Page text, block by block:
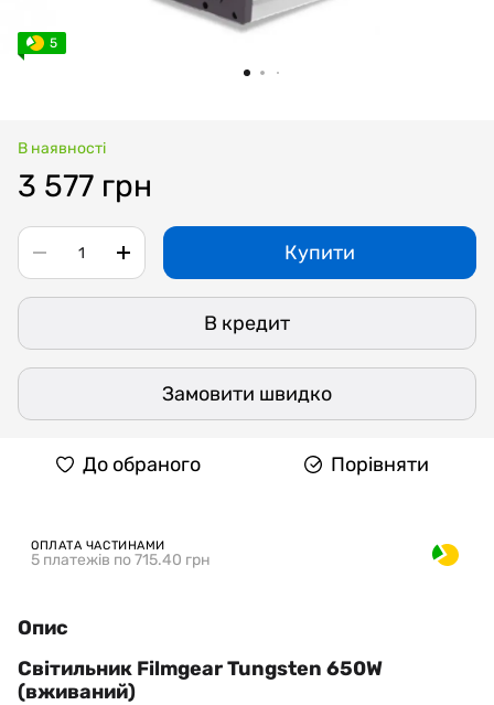
5
В наявності
3 577 грн
Купити
В кредит
Замовити швидко
До обраного Порівняти
ОПЛАТА ЧАСТИНАМИ
5 платежів по 715.40 грн
Опис
Світильник Filmgear Tungsten 650W
(вживаний)